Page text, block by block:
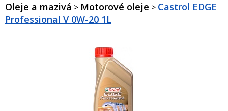
Oleje a mazivá > Motorové oleje > Castrol EDGE
Professional V 0W-20 1L